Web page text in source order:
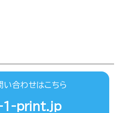
い合わせはこちら
1-print.jp